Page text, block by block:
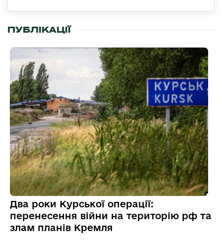
ПУБЛІКАЦІЇ
Два роки Курської операції:
перенесення війни на територію рф та
злам планів Кремля